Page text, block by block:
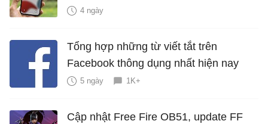
hiểm?
4 ngày
Tổng hợp những từ viết tắt trên
Facebook thông dụng nhất hiện nay
5 ngày 1K+
Cập nhật Free Fire OB51, update FF